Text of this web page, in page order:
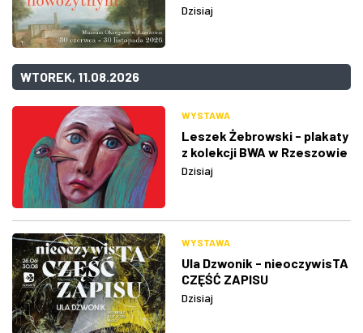
Dzisiaj
WTOREK, 11.08.2026
WYSTAWA
Leszek Żebrowski - plakaty
z kolekcji BWA w Rzeszowie
Dzisiaj
WYSTAWA
Ula Dzwonik - nieoczywisTA
CZĘŚĆ ZAPISU
Dzisiaj